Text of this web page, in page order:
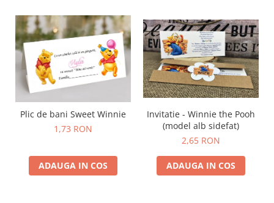
Plic de bani Sweet Winnie
1,73 RON
ADAUGA IN COS
Invitatie - Winnie the Pooh
(model alb sidefat)
2,65 RON
ADAUGA IN COS